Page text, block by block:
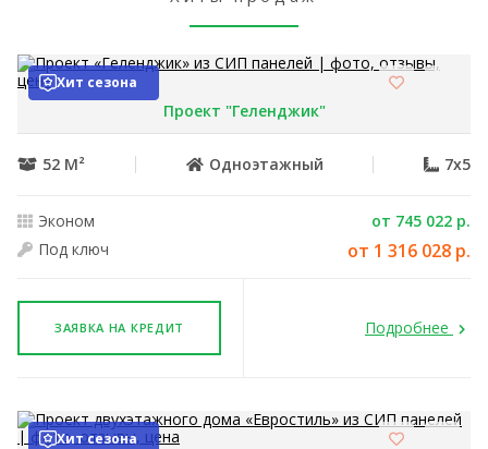
Хит сезона
Проект "Геленджик"
52 М² Одноэтажный 7x5
Эконом
от 745 022 р.
Под ключ
от 1 316 028 р.
ЗАЯВКА НА КРЕДИТ Подробнее
Хит сезона